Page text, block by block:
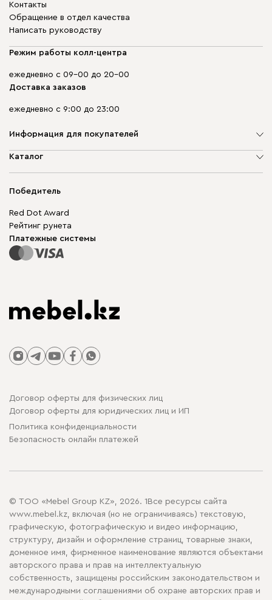
Контакты
Обращение в отдел качества
Написать руководству
Режим работы колл-центра
ежедневно с 09-00 до 20-00
Доставка заказов
ежедневно с 9:00 до 23:00
Информация для покупателей
О компании
Гарантия
Для бизнеса
Карта сайта
Каталог
Корпусная мебель
Модульная мебель
Столы и стулья
Победитель
Red Dot Award
Рейтинг рунета
Платежные системы
Договор оферты для физических лиц
Договор оферты для юридических лиц и ИП
Политика конфиденциальности
Безопасность онлайн платежей
© ТОО «Mebel Group KZ», 2026. 1Все ресурсы сайта
www.mebel.kz, включая (но не ограничиваясь) текстовую,
графическую, фотографическую и видео информацию,
структуру, дизайн и оформление страниц, товарные знаки,
доменное имя, фирменное наименование являются объектами
авторского права и прав на интеллектуальную
собственность, защищены российским законодательством и
международными соглашениями об охране авторских прав и